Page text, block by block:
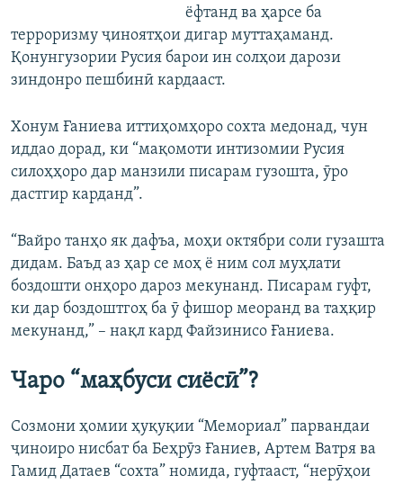
ёфтанд ва ҳарсе ба
терроризму ҷиноятҳои дигар муттаҳаманд.
Қонунгузории Русия барои ин солҳои дарози
зиндонро пешбинӣ кардааст.
Хонум Ғаниева иттиҳомҳоро сохта медонад, чун
иддао дорад, ки “мақомоти интизомии Русия
силоҳҳоро дар манзили писарам гузошта, ӯро
дастгир карданд”.
“Вайро танҳо як дафъа, моҳи октябри соли гузашта
дидам. Баъд аз ҳар се моҳ ё ним сол муҳлати
боздошти онҳоро дароз мекунанд. Писарам гуфт,
ки дар боздоштгоҳ ба ӯ фишор меоранд ва таҳқир
мекунанд,” – нақл кард Файзинисо Ғаниева.
Чаро “маҳбуси сиёсӣ”?
Созмони ҳомии ҳуқуқии “Мемориал” парвандаи
ҷиноиро нисбат ба Беҳрӯз Ғаниев, Артем Ватря ва
Гамид Датаев “сохта” номида, гуфтааст, “нерӯҳои